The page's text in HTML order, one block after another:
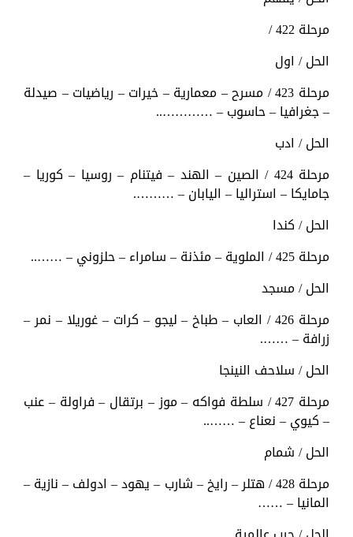
مرحلة 422 /
الحل / اول
مرحلة 423 / مسرح – معمارية – خيرات – رياضيات – صيدلة
– جغرافيا – حاسوب – …………..
الحل / ادب
مرحلة 424 / الصين – الهند – فيتنام – روسيا – كوريا –
جامايكا – استراليا – اليابان – ……….
الحل / كندا
مرحلة 425 / الملوية – مئذنة – سامراء – حلزوني – ……..
الحل / مسجد
مرحلة 426 / العاب – طباخ – ليجو – كرات – غوريلا – نمر –
زرافة – …….
الحل / سلاحف النينجا
مرحلة 427 / سلطة فواكه – موز – برتقال – فراولة – عنب
– كيوي – نعناع – ……..
الحل / شمام
مرحلة 428 / هتلر – رايخ – شارب – يهود – ادولف – نازية –
المانيا – ……